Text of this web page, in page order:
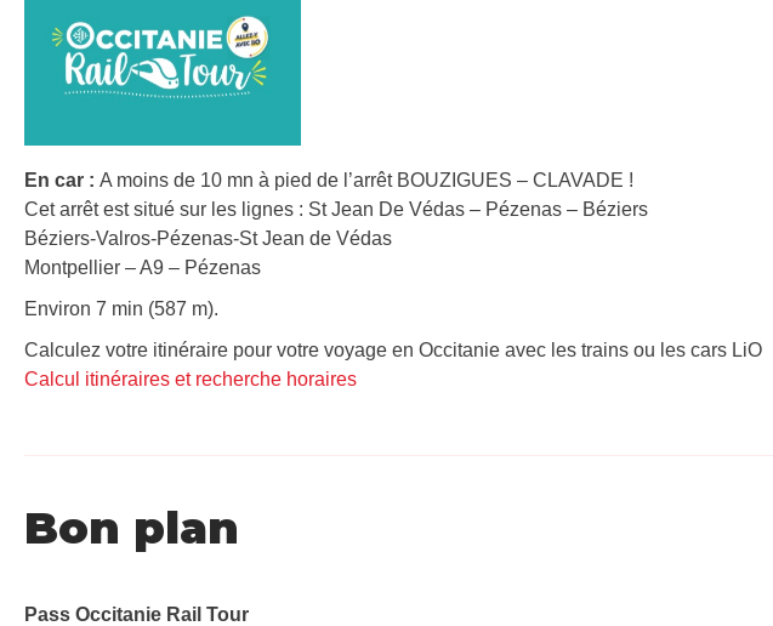
En car : A moins de 10 mn à pied de l’arrêt BOUZIGUES – CLAVADE !
Cet arrêt est situé sur les lignes : St Jean De Védas – Pézenas – Béziers
Béziers-Valros-Pézenas-St Jean de Védas
Montpellier – A9 – Pézenas
Environ 7 min (587 m).
Calculez votre itinéraire pour votre voyage en Occitanie avec les trains ou les cars LiO
Calcul itinéraires et recherche horaires
Bon plan
Pass Occitanie Rail Tour​